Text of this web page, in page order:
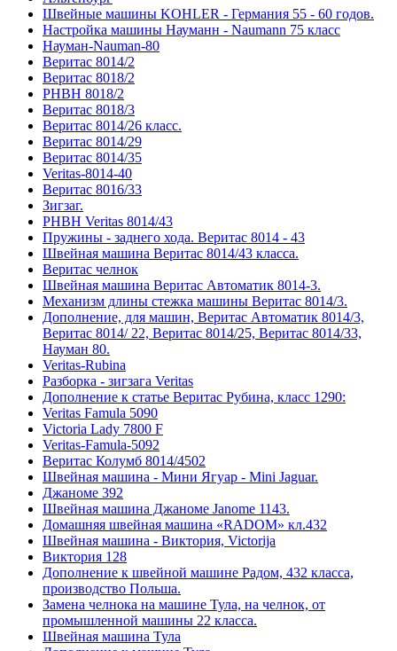
Швейные машины KOHLER - Германия 55 - 60 годов.
Настройка машины Науманн - Naumann 75 класс
Науман-Nauman-80
Веритас 8014/2
Веритас 8018/2
РНВН 8018/2
Веритас 8018/3
Веритас 8014/26 класс.
Веритас 8014/29
Веритас 8014/35
Veritas-8014-40
Веритас 8016/33
Зигзаг.
РНВН Veritas 8014/43
Пружины - заднего хода. Веритас 8014 - 43
Швейная машина Веритас 8014/43 класса.
Веритас челнок
Швейная машина Веритас Автоматик 8014-3.
Механизм длины стежка машины Веритас 8014/3.
Дополнение, для машин, Веритас Автоматик 8014/3,
Веритас 8014/ 22, Веритас 8014/25, Веритас 8014/33,
Науман 80.
Veritas-Rubina
Разборка - зигзага Veritas
Дополнение к статье Веритас Рубина, класс 1290:
Veritas Famula 5090
Victoria Lady 7800 F
Veritas-Famula-5092
Веритас Колумб 8014/4502
Швейная машина - Мини Ягуар - Mini Jaguar.
Джаноме 392
Швейная машина Джаноме Janome 1143.
Домашняя швейная машина «RADOM» кл.432
Швейная машина - Виктория, Victorija
Виктория 128
Дополнение к швейной машине Радом, 432 класса,
производство Польша.
Замена челнока на машине Тула, на челнок, от
промышленной машины 22 класса.
Швейная машина Тула